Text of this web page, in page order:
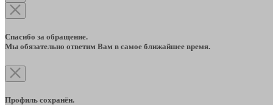
Спасибо за обращение.
Мы обязательно ответим Вам в самое ближайшее время.
Профиль сохранён.